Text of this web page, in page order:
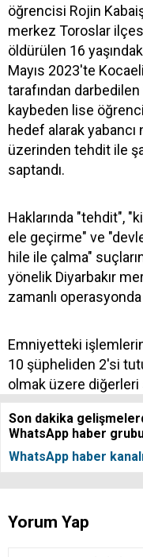
öğrencisi Rojin
merkez Toroslar
öldürülen 16
Mayıs 2023'te
tarafından darbedilen
kaybeden lise
hedef alarak
üzerinden tehdit ile
saptandı.
Haklarında "tehdit",
ele geçirme" ve
hile ile çalma"
yönelik Diyarbakır
zamanlı operasyonda
Emniyetteki
10 şüpheliden 2'si
olmak üzere diğerleri
Son dakika
WhatsApp haber
WhatsApp haber
Yorum Yap